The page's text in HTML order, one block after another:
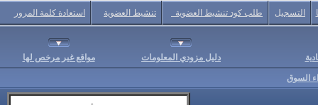
التسجيل طلب كود تنشيط العضوية تنشيط العضوية استعادة كلمة المرور
دليل مزودي المعلومات مواقع غير مرخص لها
السوق